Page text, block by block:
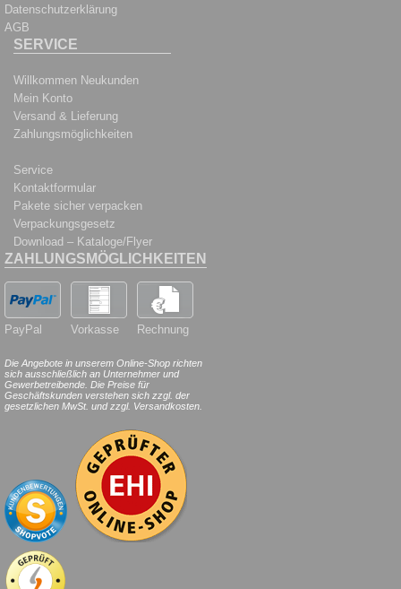
Datenschutzerklärung
AGB
SERVICE
Willkommen Neukunden
Mein Konto
Versand & Lieferung
Zahlungsmöglichkeiten
Service
Kontaktformular
Pakete sicher verpacken
Verpackungsgesetz
Download – Kataloge/Flyer
ZAHLUNGSMÖGLICHKEITEN
PayPal Vorkasse Rechnung
Die Angebote in unserem Online-Shop richten
sich ausschließlich an Unternehmer und
Gewerbetreibende. Die Preise für
Geschäftskunden verstehen sich zzgl. der
gesetzlichen MwSt. und zzgl. Versandkosten.